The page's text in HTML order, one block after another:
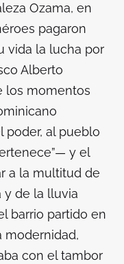
Ozama, en
pagaron
vida la lucha por
Alberto
los momentos
poder, al pueblo
y el
a la multitud de
y de la lluvia
barrio partido en
modernidad,
con el tambor